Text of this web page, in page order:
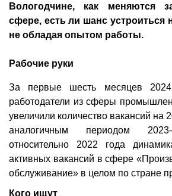
Вологодчине, как меняются
сфере, есть ли шанс устроиться
не обладая опытом работы.
Рабочие руки
За первые шесть месяцев 2024
работодатели из сферы
увеличили количество вакансий на
аналогичным периодом
относительно 2022 года
активных вакансий в сфере
обслуживание» в целом по стране
Кого ищут